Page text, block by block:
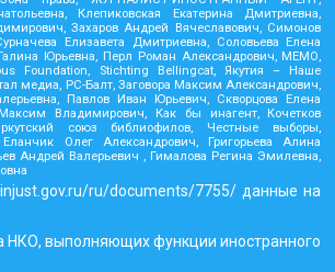
Клепиковская Екатерина Дмитриевна,
Захаров Андрей Вячеславович, Симонов
Елизавета Дмитриевна, Соловьева Елена
Юрьевна, Перл Роман Александрович, МЕМО,
Foundation, Stichting Bellingcat, Якутия – Наше
медиа, РС-Балт, Заговора Максим Александрович,
Павлов Иван Юрьевич, Скворцова Елена
Владимирович, Как бы инагент, Кочетков
союз библиофилов, Честные выборы,
Олег Александрович, Григорьева Алина
Андрей Валерьевич , Гималова Регина Эмилевна,
ru/documents/7755/данные на
НКО, выполняющих функции иностранного